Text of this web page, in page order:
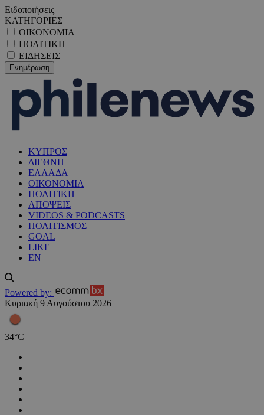
Ειδοποιήσεις
ΚΑΤΗΓΟΡΙΕΣ
ΟΙΚΟΝΟΜΙΑ
ΠΟΛΙΤΙΚΗ
ΕΙΔΗΣΕΙΣ
ΚΥΠΡΟΣ
ΔΙΕΘΝΗ
ΕΛΛΑΔΑ
ΟΙΚΟΝΟΜΙΑ
ΠΟΛΙΤΙΚΗ
ΑΠΟΨΕΙΣ
VIDEOS & PODCASTS
ΠΟΛΙΤΙΣΜΟΣ
GOAL
LIKE
EN
Powered by:
Κυριακή 9 Αυγούστου 2026
34°C